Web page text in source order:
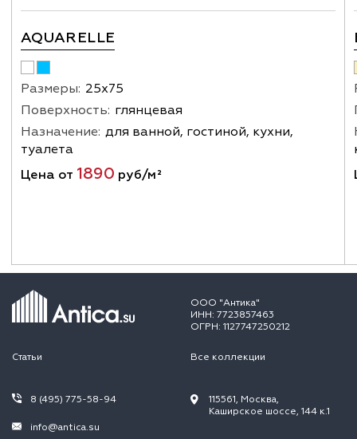
AQUARELLE
Размеры: 25х75
Поверхность: глянцевая
Назначение: для ванной, гостиной, кухни,
туалета
Цена от 1890 руб/м²
ООО "Антика"
ИНН: 7723857463
ОГРН: 1127747250212
Статьи Все коллекции
8 (495) 775-58-94
info@antica.su
115561, Москва,
Каширское шоссе, 144 к.1